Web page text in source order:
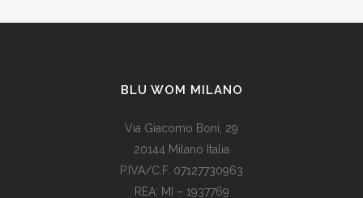
BLU WOM MILANO
Via Giacomo Boni, 29
20144 Milano Italia
P.IVA/C.F. 07127730963
REA: MI – 1937769